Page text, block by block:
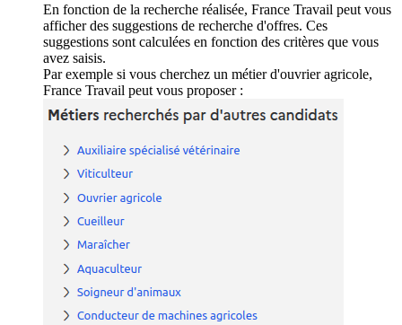
En fonction de la recherche réalisée, France Travail peut vous
afficher des suggestions de recherche d'offres. Ces
suggestions sont calculées en fonction des critères que vous
avez saisis.
Par exemple si vous cherchez un métier d'ouvrier agricole,
France Travail peut vous proposer :